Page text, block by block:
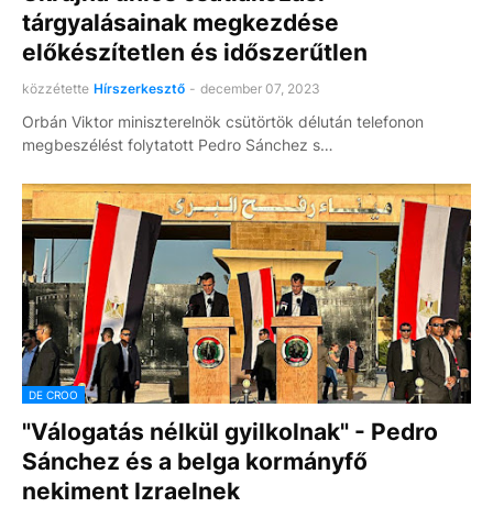
tárgyalásainak megkezdése
előkészítetlen és időszerűtlen
közzétette Hírszerkesztő - december 07, 2023
Orbán Viktor miniszterelnök csütörtök délután telefonon
megbeszélést folytatott Pedro Sánchez s…
DE CROO
"Válogatás nélkül gyilkolnak" - Pedro
Sánchez és a belga kormányfő
nekiment Izraelnek